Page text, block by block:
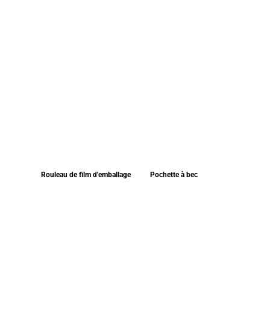
Rouleau de film d'emballage Pochette à bec